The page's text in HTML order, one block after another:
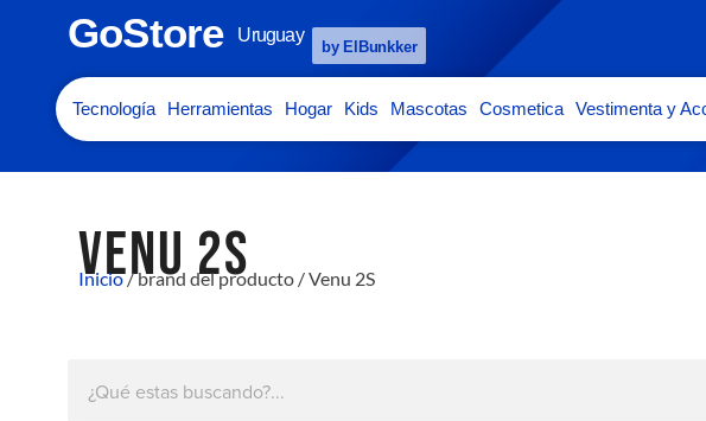
GoStore Uruguay
by ElBunkker
Tecnología Herramientas Hogar Kids Mascotas Cosmetica Vestimenta y
VENU 2S
Inicio/ brand del producto / Venu 2S